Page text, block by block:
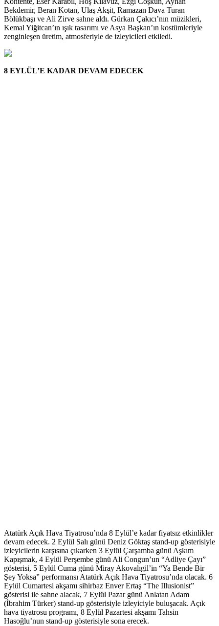
Bekdemir, Beran Kotan, Ulaş Akşit, Ramazan Dava Turan
Bölükbaşı ve Ali Zirve sahne aldı. Gürkan Çakıcı’nın müzikleri,
Kemal Yiğitcan’ın ışık tasarımı ve Asya Başkan’ın kostümleriyle
zenginleşen üretim, atmosferiyle de izleyicileri etkiledi.
8 EYLÜL’E KADAR DEVAM EDECEK
Atatürk Açık Hava Tiyatrosu’nda 8 Eylül’e kadar fiyatsız etkinlikler
devam edecek. 2 Eylül Salı günü Deniz Göktaş stand-up gösterisiyle
izleyicilerin karşısına çıkarken 3 Eylül Çarşamba günü Aşkım
Kapışmak, 4 Eylül Perşembe günü Ali Congun’un “Adliye Çayı”
gösterisi, 5 Eylül Cuma günü Miray Akovalıgil’in “Ya Bende Bir
Şey Yoksa” performansı Atatürk Açık Hava Tiyatrosu’nda olacak. 6
Eylül Cumartesi akşamı sihirbaz Enver Ertaş “The Illusionist”
gösterisi ile sahne alacak, 7 Eylül Pazar günü Anlatan Adam
(İbrahim Türker) stand-up gösterisiyle izleyiciyle buluşacak. Açık
hava tiyatrosu programı, 8 Eylül Pazartesi akşamı Tahsin
Hasoğlu’nun stand-up gösterisiyle sona erecek.